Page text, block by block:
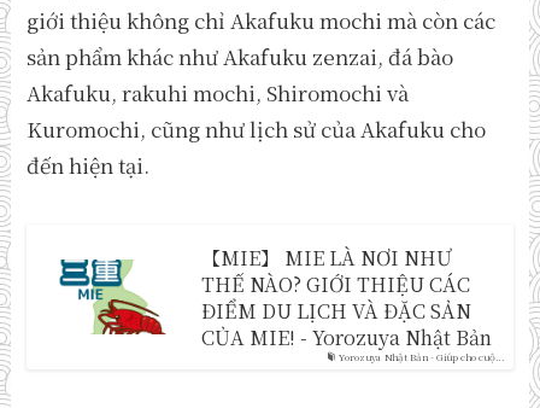
giới thiệu không chỉ Akafuku mochi mà còn các
sản phẩm khác như Akafuku zenzai, đá bào
Akafuku, rakuhi mochi, Shiromochi và
Kuromochi, cũng như lịch sử của Akafuku cho
đến hiện tại.
Yorozuya Nhật Bản - Giúp cho cuộ...
【MIE】 MIE LÀ NƠI NHƯ
THẾ NÀO? GIỚI THIỆU CÁC
ĐIỂM DU LỊCH VÀ ĐẶC SẢN
CỦA MIE! - Yorozuya Nhật Bản